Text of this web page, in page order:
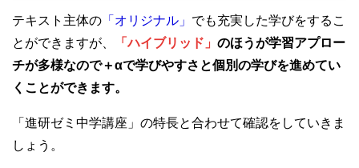
テキスト主体の 「オリジナル」 でも充実した学びをするこ
とができますが、
「ハイブリッド」 のほうが学習アプロー
チが多様なので＋αで学びやすさと個別の学びを進めてい
くことができます。
「進研ゼミ中学講座」の特長と合わせて確認をしていきま
しょう。